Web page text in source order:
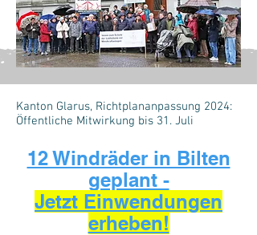
Kanton Glarus, Richtplananpassung 2024:
Öffentliche Mitwirkung bis 31. Juli
12 Windräder in Bilten
geplant -
Jetzt Einwendungen
erheben!